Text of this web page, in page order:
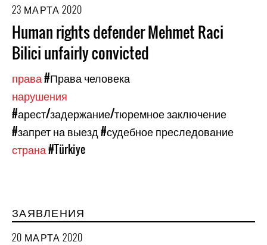
23 МАРТА 2020
Human rights defender Mehmet Raci
Bilici unfairly convicted
права#Права человека
нарушения
#арест/задержание/тюремное заключение
#запрет на выезд#судебное преследование
страна#Türkiye
ЗАЯВЛЕНИЯ
20 МАРТА 2020